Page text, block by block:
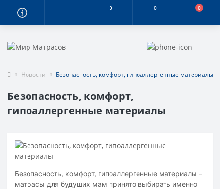
0 0 0
Новости Безопасность, комфорт, гипоаллергенные материалы
Безопасность, комфорт,
гипоаллергенные материалы
Безопасность, комфорт, гипоаллергенные материалы –
матрасы для будущих мам принято выбирать именно